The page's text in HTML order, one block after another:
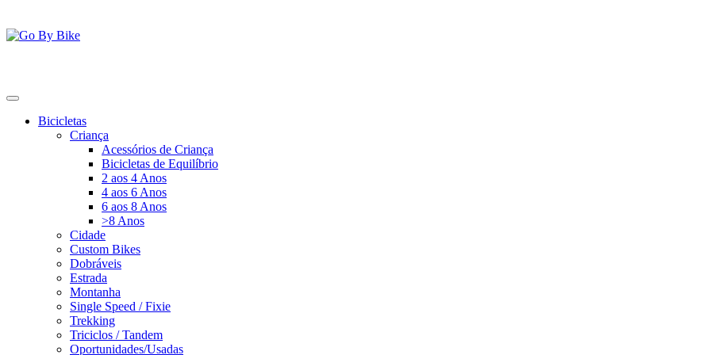
para
o
Bicicletas
Criança
Acessórios de Criança
Bicicletas de Equilíbrio
2 aos 4 Anos
4 aos 6 Anos
6 aos 8 Anos
>8 Anos
Cidade
Custom Bikes
Dobráveis
Estrada
Montanha
Single Speed / Fixie
Trekking
Triciclos / Tandem
Oportunidades/Usadas